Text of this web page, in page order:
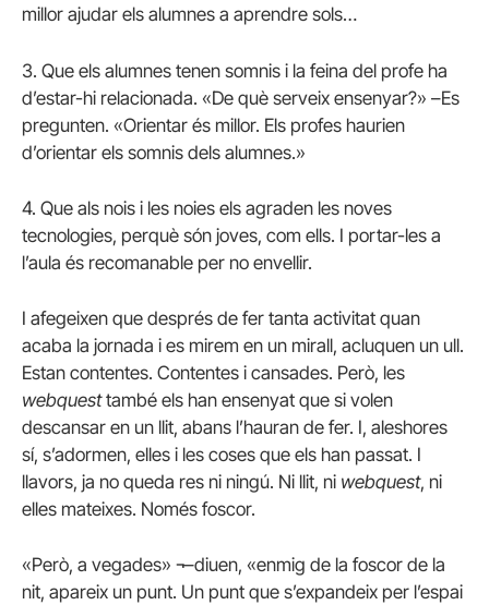
millor ajudar els alumnes a aprendre sols…
3. Que els alumnes tenen somnis i la feina del profe ha
d’estar-hi relacionada. «De què serveix ensenyar?» –Es
pregunten. «Orientar és millor. Els profes haurien
d’orientar els somnis dels alumnes.»
4. Que als nois i les noies els agraden les noves
tecnologies, perquè són joves, com ells. I portar-les a
l’aula és recomanable per no envellir.
I afegeixen que després de fer tanta activitat quan
acaba la jornada i es mirem en un mirall, acluquen un ull.
Estan contentes. Contentes i cansades. Però, les
webquesttambé els han ensenyat que si volen
descansar en un llit, abans l’hauran de fer. I, aleshores
sí, s’adormen, elles i les coses que els han passat. I
llavors, ja no queda res ni ningú. Ni llit, ni webquest, ni
elles mateixes. Només foscor.
«Però, a vegades» ¬–diuen, «enmig de la foscor de la
nit, apareix un punt. Un punt que s’expandeix per l’espai